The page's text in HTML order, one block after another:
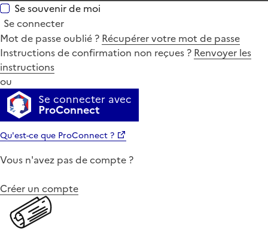
Se souvenir de moi
Se connecter
Mot de passe oublié ? Récupérer votre mot de passe
Instructions de confirmation non reçues ? Renvoyer les
instructions
ou
Se connecter avec
ProConnect
Qu'est-ce que ProConnect ?
Vous n'avez pas de compte ?
Créer un compte